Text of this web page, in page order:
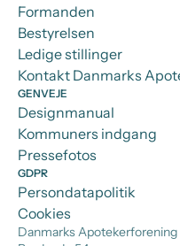
Danmarks Apotekerforening
Formanden
Bestyrelsen
Ledige stillinger
Kontakt Danmarks
GENVEJE
Designmanual
Kommuners indgang
Pressefotos
GDPR
Persondatapolitik
Cookies